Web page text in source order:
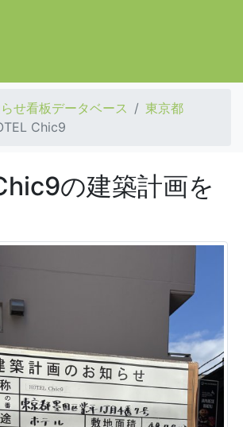
せ看板データベース
東京都
Chic9
の建築計画を